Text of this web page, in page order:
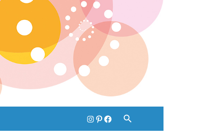
Instagram
pinterest
Facebook